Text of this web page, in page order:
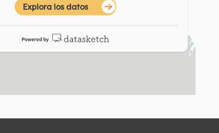
Explora los datos